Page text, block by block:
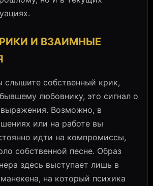
И ВЗАИМНЫЕ
слышите собственный крик,
любовнику, это сигнал о
Возможно, в
или на работе вы
идти на компромиссы,
собственной песне. Образ
здесь выступает лишь в
на который психика